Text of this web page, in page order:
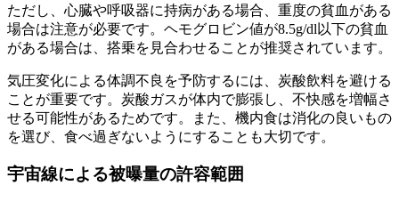
ただし、心臓や呼吸器に持病がある場合、重度の貧血がある
場合は注意が必要です。ヘモグロビン値が8.5g/dl以下の貧血
がある場合は、搭乗を見合わせることが推奨されています。
気圧変化による体調不良を予防するには、炭酸飲料を避ける
ことが重要です。炭酸ガスが体内で膨張し、不快感を増幅さ
せる可能性があるためです。また、機内食は消化の良いもの
を選び、食べ過ぎないようにすることも大切です。
宇宙線による被曝量の許容範囲